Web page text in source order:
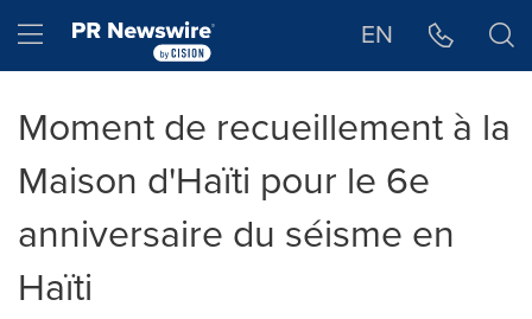
Hamburger menu EN
Moment de recueillement à la
Maison d'Haïti pour le 6e
anniversaire du séisme en
Haïti